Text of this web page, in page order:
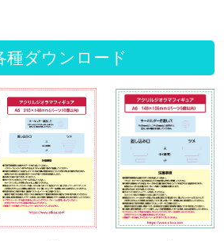
種ダウンロード